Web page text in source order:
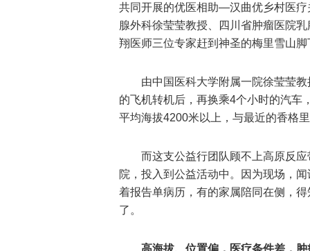
共同开展的优医相助—汉曲优乡村医
腺外科徐莹莹教授、四川省肿瘤医院
翔医师三位专家赶到神圣的梅里雪山脚
由中国医科大学附属一院徐莹莹
的飞机转机后，再换乘4个小时的汽车
平均海拔4200米以上，与最近的香格
而这支公益行团队顾不上高原反
院，投入到公益活动中。因为现场，
着报告单病历，有的家属陪同在侧，
了。
高海拔、位置偏，医疗条件差，